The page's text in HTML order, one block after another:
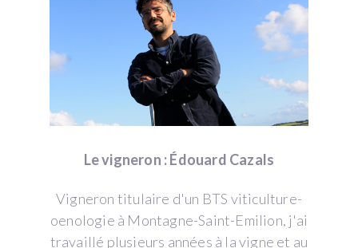
Le vigneron : Édouard Cazals
Vigneron titulaire d'un BTS viticulture-
oenologie à Montagne-Saint-Emilion, j'ai
travaillé plusieurs années à la vigne et au